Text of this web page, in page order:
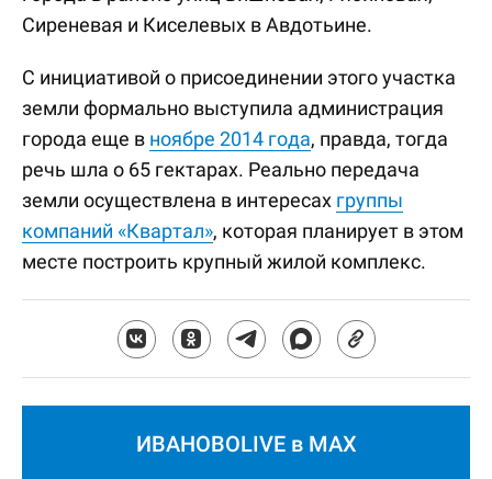
Сиреневая и Киселевых в Авдотьине.
С инициативой о присоединении этого участка
земли формально выступила администрация
города еще в ноябре 2014 года, правда, тогда
речь шла о 65 гектарах. Реально передача
земли осуществлена в интересах группы
компаний «Квартал», которая планирует в этом
месте построить крупный жилой комплекс.
ИВАНОВОLIVE в MAX